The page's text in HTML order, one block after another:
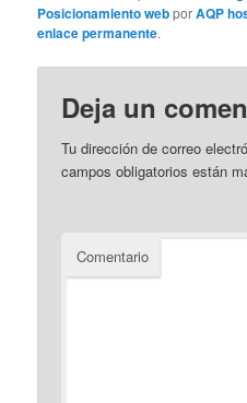
Posicionamiento webporAQP
enlace permanente.
Deja un
Tu dirección de correo
campos obligatorios están
Comentario